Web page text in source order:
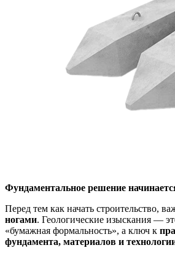
Фундаментальное решение
Перед тем как начать строительство,
ногами. Геологические изыскания —
«бумажная формальность», а ключ к
фундамента, материалов и